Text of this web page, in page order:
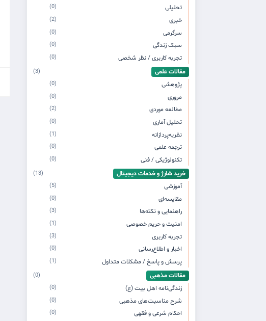
تحلیلی (0)
خبری (2)
سرگرمی (0)
سبک زندگی (0)
تجربه کاربری / نظر شخصی (0)
مقالات علمی (3)
پژوهشی (0)
مروری (0)
مطالعه موردی (2)
تحلیل آماری (0)
نظریه‌پردازانه (1)
ترجمه علمی (0)
تکنولوژیکی / فنی (0)
خرید شارژ و خدمات دیجیتال (13)
آموزشی (5)
مقایسه‌ای (0)
راهنمایی و نکته‌ها (3)
امنیت و حریم خصوصی (1)
تجربه کاربری (3)
اخبار و اطلاع‌رسانی (0)
پرسش و پاسخ / مشکلات متداول (1)
مقالات مذهبی (0)
زندگی‌نامه اهل بیت (ع) (0)
شرح مناسبت‌های مذهبی (0)
احکام شرعی و فقهی (0)